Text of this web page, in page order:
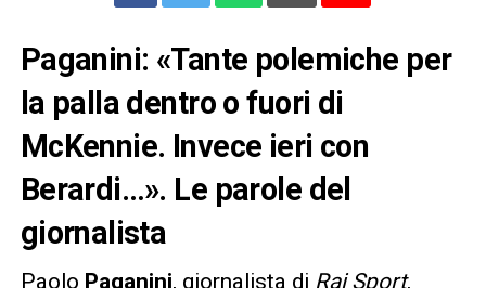
Paganini: «Tante polemiche per
la palla dentro o fuori di
McKennie. Invece ieri con
Berardi…». Le parole del
giornalista
Paolo Paganini, giornalista di Rai Sport,